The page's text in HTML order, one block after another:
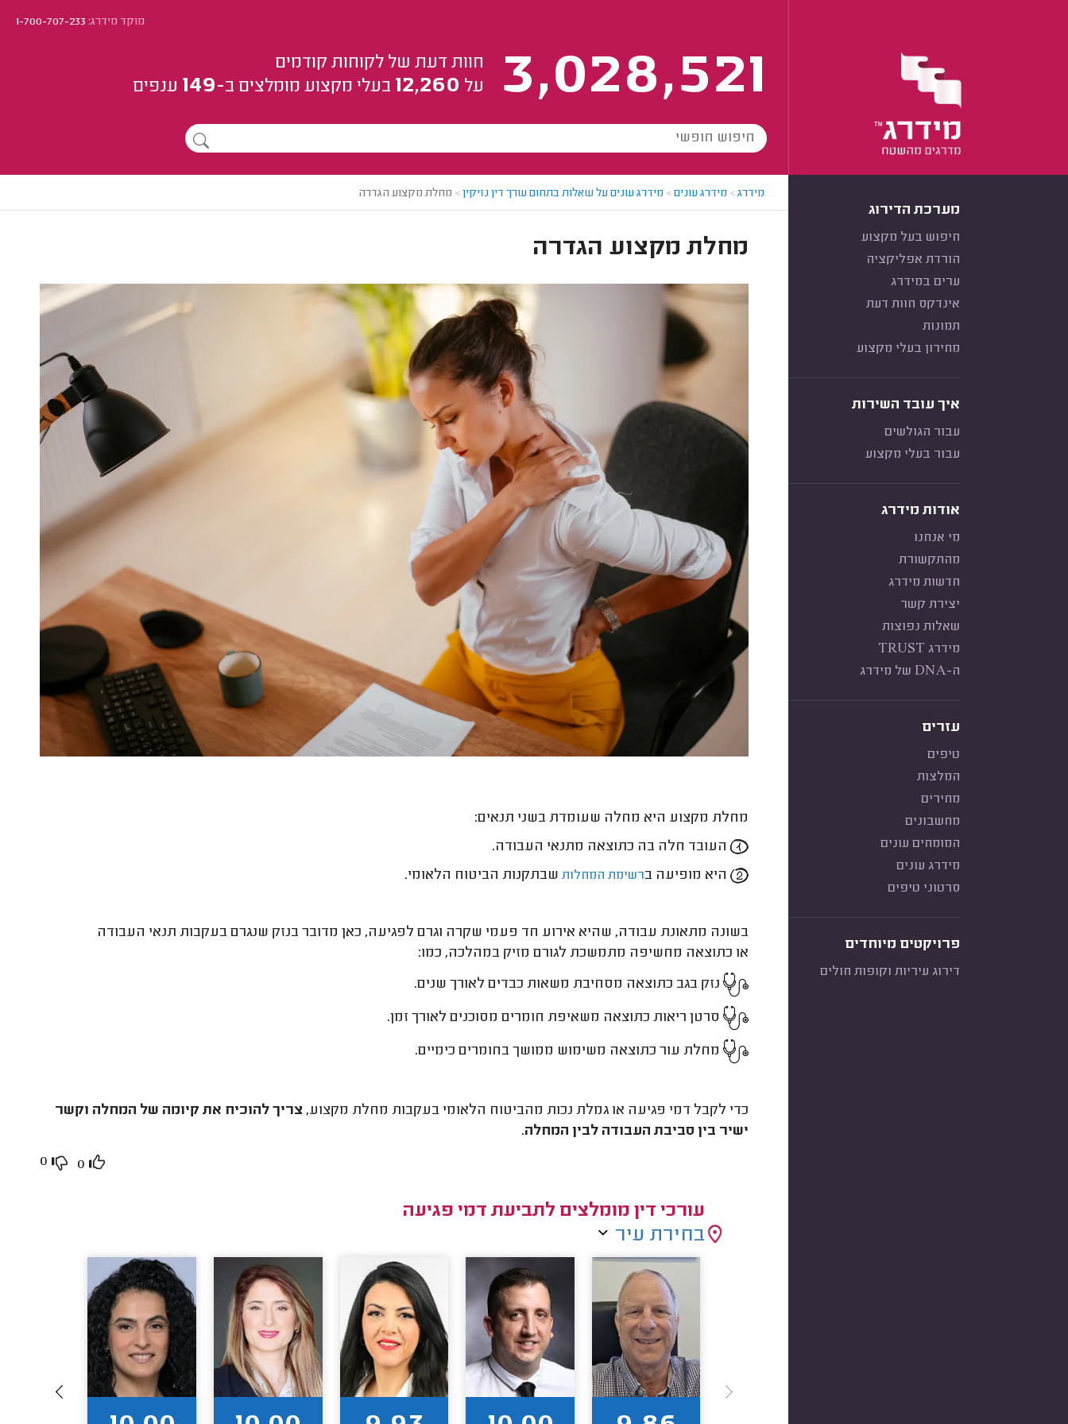
מוקד מידרג:1-700-707-233
3,028,521
חוות דעת של לקוחות קודמים
על 12,260 בעלי מקצוע מומלצים ב-149 ענפים
מערכת הדירוג
חיפוש בעל מקצוע
הורדת אפליקציה
ערים במידרג
אינדקס חוות דעת
תמונות
מחירון בעלי מקצוע
איך עובד השירות
עבור הגולשים
עבור בעלי מקצוע
אודות מידרג
מי אנחנו
מהתקשורת
חדשות מידרג
יצירת קשר
שאלות נפוצות
מידרג TRUST
ה-DNA של מידרג
עזרים
טיפים
המלצות
מחירים
מחשבונים
המומחים עונים
מידרג עונים
סרטוני טיפים
פרויקטים מיוחדים
דירוג עיריות וקופות חולים
מידרג> מידרג עונים> מידרג עונים על שאלות בתחום עורך דין נזיקין> מחלת מקצוע הגדרה
מחלת מקצוע הגדרה
מחלת מקצוע היא מחלה שעומדת בשני תנאים:
העובד חלה בה כתוצאה מתנאי העבודה.
היא מופיעה ברשימת המחלותשבתקנות הביטוח הלאומי.
בשונה מתאונת עבודה, שהיא אירוע חד פעמי שקרה וגרם לפגיעה, כאן מדובר בנזק שנגרם בעקבות תנאי העבודה
או כתוצאה מחשיפה מתמשכת לגורם מזיק במהלכה, כמו:
נזק בגב כתוצאה מסחיבת משאות כבדים לאורך שנים.
סרטן ריאות כתוצאה משאיפת חומרים מסוכנים לאורך זמן.
מחלת עור כתוצאה משימוש ממושך בחומרים כימיים.
כדי לקבל דמי פגיעה או גמלת נכות מהביטוח הלאומי בעקבות מחלת מקצוע, צריך להוכיח את קיומה של המחלה וקשר
ישיר בין סביבת העבודה לבין המחלה.
0
0
עורכי דין מומלצים לתביעת דמי פגיעה
בחירת עיר